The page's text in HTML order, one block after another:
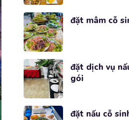
đặt mâm cỗ
đặt dịch vụ
gói
đặt nấu cỗ